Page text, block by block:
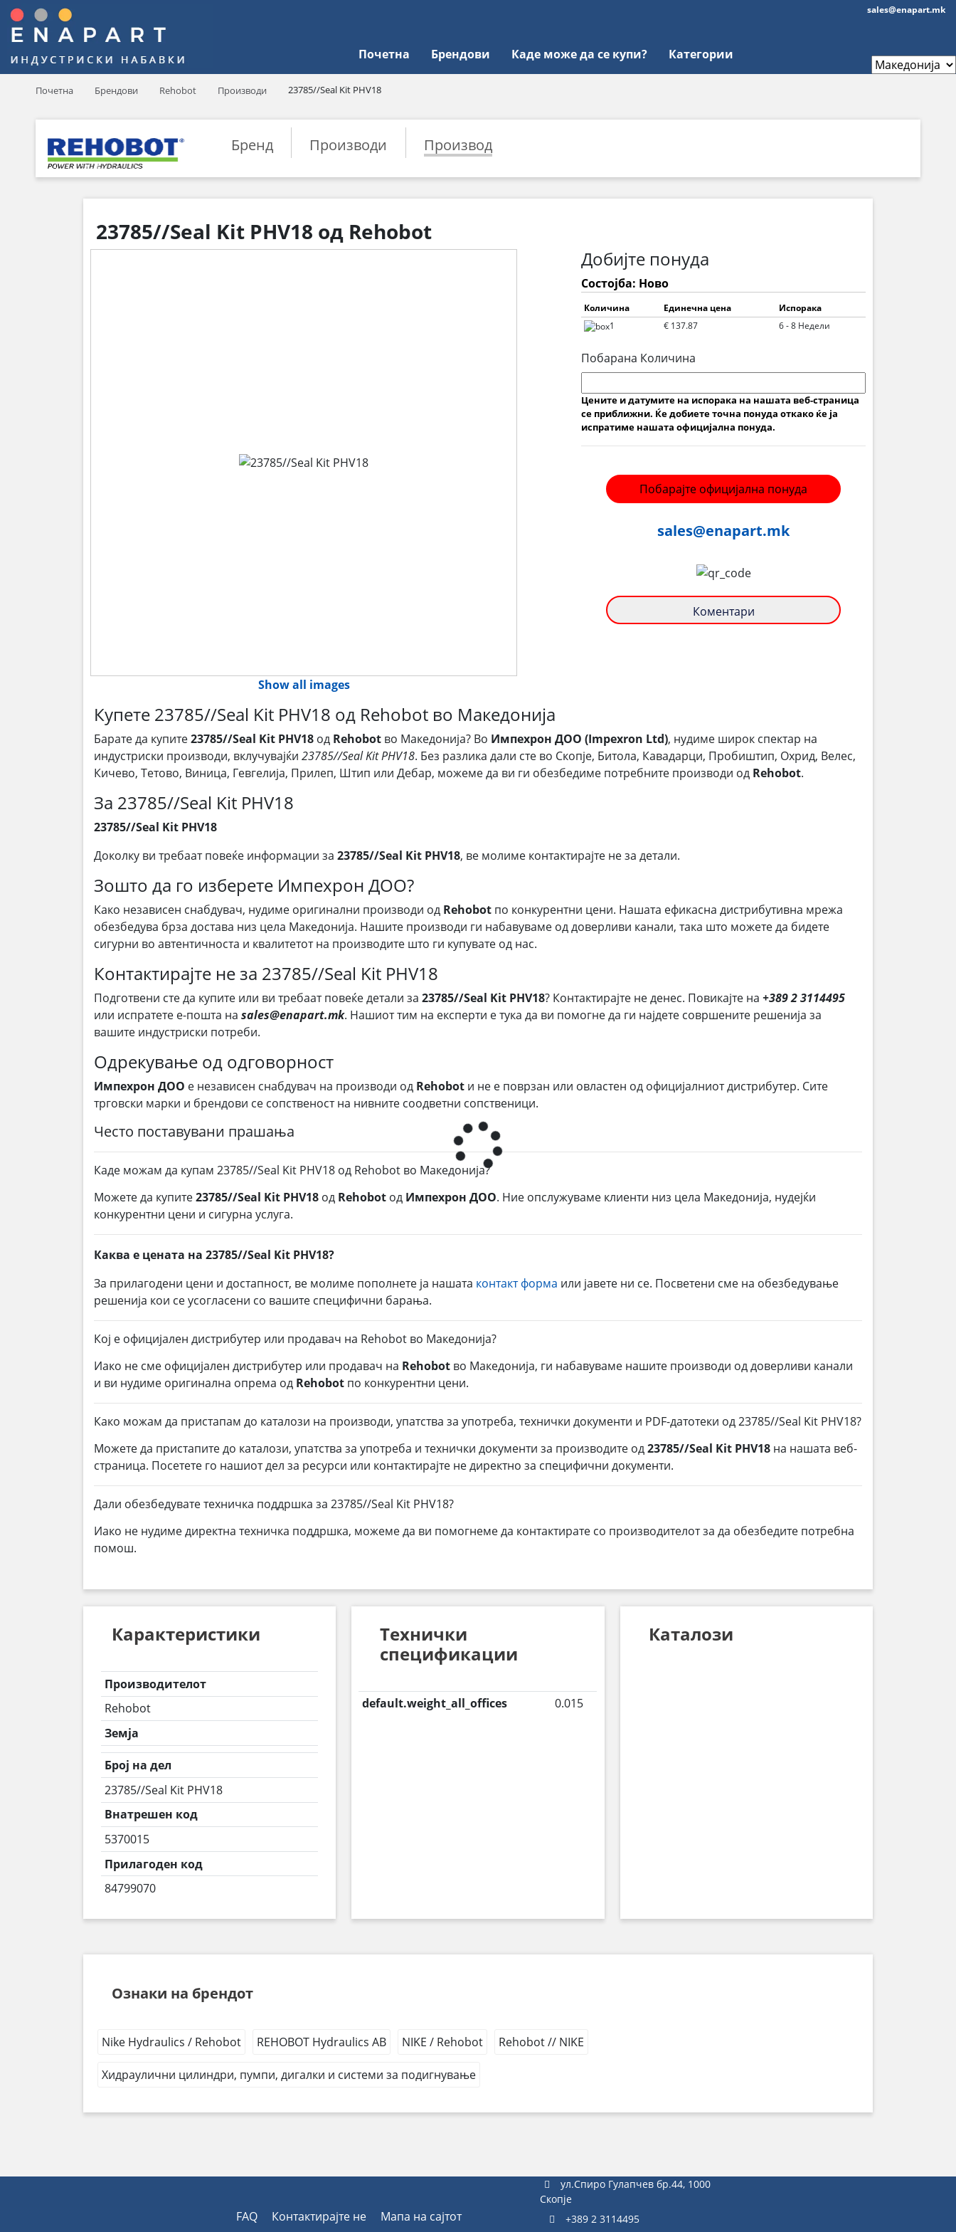
Почетна Брендови Каде може да се купи? Категории
sales@enapart.mk
Почетна Брендови Rehobot Производи 23785//Seal Kit PHV18
Бренд Производи Производ
23785//Seal Kit PHV18 од Rehobot
Show all images
Добијте понуда
Состојба: Ново
Количина Единечна цена
Испорака
1
€ 137.87 6 - 8 Недели
Побарана Количина
Цените и датумите на испорака на нашата веб-страница
се приближни. Ќе добиете точна понуда откако ќе ја
испратиме нашата официјална понуда.
Побарајте официјална понуда
sales@enapart.mk
Коментари
Купете 23785//Seal Kit PHV18 од Rehobot во Македонија
Барате да купите23785//Seal Kit PHV18 од Rehobot во Македонија? Во Импехрон ДОО (Impexron Ltd), нудиме широк спектар на
индустриски производи, вклучувајќи 23785//Seal Kit PHV18. Без разлика дали сте во Скопје, Битола, Кавадарци, Пробиштип, Охрид, Велес,
Кичево, Тетово, Виница, Гевгелија, Прилеп, Штип или Дебар, можеме да ви ги обезбедиме потребните производи од Rehobot.
За 23785//Seal Kit PHV18
23785//Seal Kit PHV18
Доколку ви требаат повеќе информации за 23785//Seal Kit PHV18, ве молиме контактирајте не за детали.
Зошто да го изберете Импехрон ДОО?
Како независен снабдувач, нудиме оригинални производи од Rehobot по конкурентни цени. Нашата ефикасна дистрибутивна мрежа
обезбедува брза достава низ цела Македонија. Нашите производи ги набавуваме од доверливи канали, така што можете да бидете
сигурни во автентичноста и квалитетот на производите што ги купувате од нас.
Контактирајте не за 23785//Seal Kit PHV18
Подготвени сте да купите или ви требаат повеќе детали за 23785//Seal Kit PHV18? Контактирајте не денес. Повикајте на +389 2 3114495
или испратете е-пошта на sales@enapart.mk. Нашиот тим на експерти е тука да ви помогне да ги најдете совршените решенија за
вашите индустриски потреби.
Одрекување од одговорност
Импехрон ДОО е независен снабдувач на производи од Rehobot и не е поврзан или овластен од официјалниот дистрибутер. Сите
трговски марки и брендови се сопственост на нивните соодветни сопственици.
Често поставувани прашања
Каде можам да купам 23785//Seal Kit PHV18 од Rehobot во Македонија?
Можете да купите23785//Seal Kit PHV18 од Rehobot од Импехрон ДОО. Ние опслужуваме клиенти низ цела Македонија, нудејќи
конкурентни цени и сигурна услуга.
Каква е цената на 23785//Seal Kit PHV18?
За прилагодени цени и достапност, ве молиме пополнете ја нашата контакт форма или јавете ни се. Посветени сме на обезбедување
решенија кои се усогласени со вашите специфични барања.
Кој е официјален дистрибутер или продавач на Rehobot во Македонија?
Иако не сме официјален дистрибутер или продавач на Rehobot во Македонија, ги набавуваме нашите производи од доверливи канали
и ви нудиме оригинална опрема од Rehobot по конкурентни цени.
Како можам да пристапам до каталози на производи, упатства за употреба, технички документи и PDF-датотеки од 23785//Seal Kit PHV18?
Можете да пристапите до каталози, упатства за употреба и технички документи за производите од23785//Seal Kit PHV18 на нашата веб-
страница. Посетете го нашиот дел за ресурси или контактирајте не директно за специфични документи.
Дали обезбедувате техничка поддршка за 23785//Seal Kit PHV18?
Иако не нудиме директна техничка поддршка, можеме да ви помогнеме да контактирате со производителот за да обезбедите потребна
помош.
Карактеристики
Производителот
Rehobot
Земја
Број на дел
23785//Seal Kit PHV18
Внатрешен код
5370015
Прилагоден код
84799070
Технички
спецификации
default.weight_all_offices 0.015
Каталози
Ознаки на брендот
Nike Hydraulics / Rehobot REHOBOT Hydraulics AB NIKE / Rehobot Rehobot // NIKE
Хидраулични цилиндри, пумпи, дигалки и системи за подигнување
FAQ Контактирајте не Мапа на сајтот
ул.Спиро Гулапчев бр.44, 1000
Скопје
+389 2 3114495